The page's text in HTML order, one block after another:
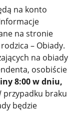
na konto
na stronie
– Obiady.
na obiady
osobiście
8:00 wdniu,
przypadku braku
będzie